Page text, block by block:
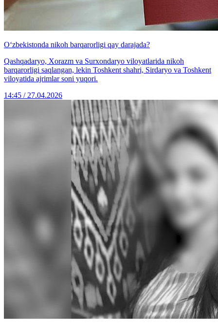
O‘zbekistonda nikoh barqarorligi qay darajada?
Qashqadaryo, Xorazm va Surxondaryo viloyatlarida nikoh
barqarorligi saqlangan, lekin Toshkent shahri, Sirdaryo va Toshkent
viloyatida ajrimlar soni yuqori.
14:45 / 27.04.2026